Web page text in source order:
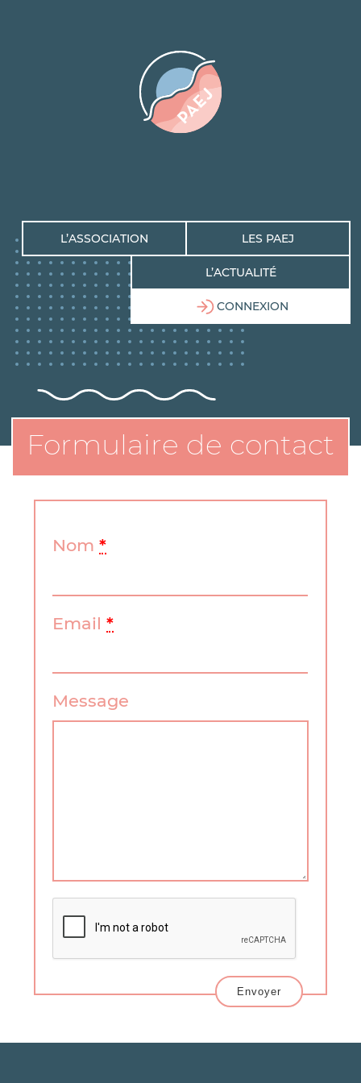
L’ASSOCIATION LES PAEJ
L’ACTUALITÉ
CONNEXION
Formulaire de contact
Nom*
Email*
Message
Envoyer